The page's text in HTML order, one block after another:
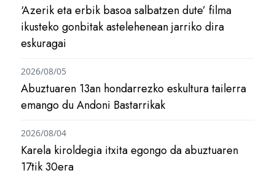
‘Azerik eta erbik basoa salbatzen dute’ filma
ikusteko gonbitak astelehenean jarriko dira
eskuragai
Abuztuaren 13an hondarrezko eskultura tailerra
emango du Andoni Bastarrikak
2026/08/05
Karela kiroldegia itxita egongo da abuztuaren
17tik 30era
2026/08/04